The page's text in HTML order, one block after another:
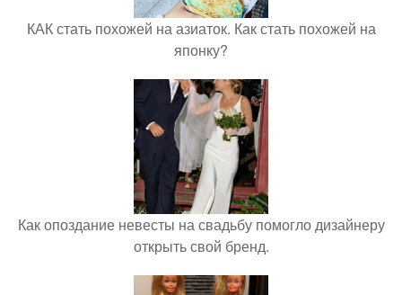
КАК стать похожей на азиаток. Как стать похожей на
японку?
Как опоздание невесты на свадьбу помогло дизайнеру
открыть свой бренд.